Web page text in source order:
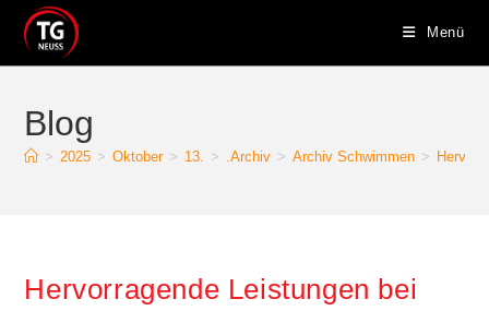
Inhalt
springen
Menü
Blog
> 2025 > Oktober > 13. > .Archiv > Archiv Schwimmen >
Hervorragende Leistungen bei